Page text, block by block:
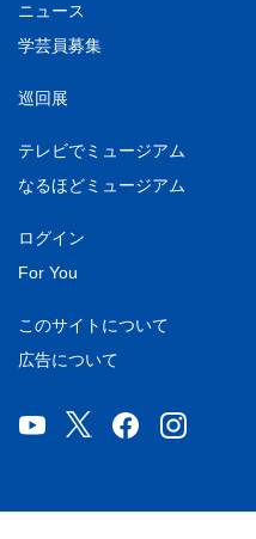
ニュース
学芸員募集
巡回展
テレビでミュージアム
なるほどミュージアム
ログイン
For You
このサイトについて
広告について